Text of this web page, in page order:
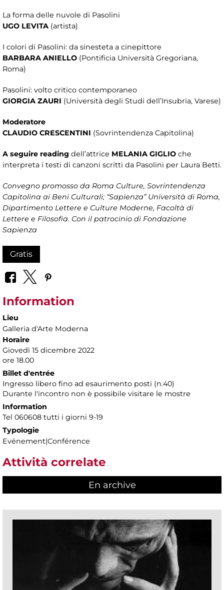
La forma delle nuvole di Pasolini
UGO LEVITA (artista)
I colori di Pasolini: da sinesteta a cinepittore
BARBARA ANIELLO (Pontificia Università Gregoriana,
Roma)
Pasolini: volto critico contemporaneo
GIORGIA ZAURI (Università degli Studi dell’Insubria, Varese)
Moderatore
CLAUDIO CRESCENTINI (Sovrintendenza Capitolina)
A seguire reading dell’attrice MELANIA GIGLIO che
interpreta i testi di canzoni scritti da Pasolini per Laura Betti.
Convegno promosso da Roma Culture, Sovrintendenza
Capitolina ai Beni Culturali; “Sapienza” Università di Roma,
Dipartimento Lettere e Culture Moderne, Facoltà di
Lettere e Filosofia. Con il patrocinio di Fondazione
Sapienza
Gratis
Information
Lieu
Galleria d'Arte Moderna
Horaire
Giovedì 15 dicembre 2022
ore 18.00
Billet d'entrée
Ingresso libero fino ad esaurimento posti (n.40)
Durante l'incontro non è possibile visitare le mostre
Information
Tel 060608 tutti i giorni 9-19
Typologie
Evénement|Conférence
Attività correlate
En archive